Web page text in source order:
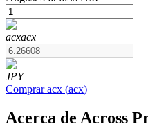
acxacx
JPY
Comprar acx (acx)
Acerca de Across